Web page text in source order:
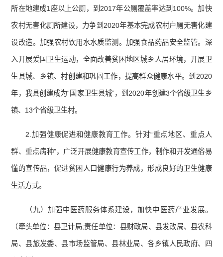
所在地建成1座以上公厕，到2017年公厕覆盖率达到100%。加快
农村无害化厕所建设，力争到2020年基本完成农村户厕无害化建
设改造。加强农村饮用水水质监测。加强食品药品安全监管。深
入开展爱国卫生运动，全面改善贫困地区城乡人居环境，开展卫
生县城、乡镇、村创建和巩固工作，提高群众健康水平。到2020
年，我县创建成为“国家卫生县城”，到2020年创建3个省级卫生乡
镇、13个省级卫生村。
2.加强健康促进和健康教育工作。针对“重点地区、重点人
群、重点病种”，广泛开展健康教育宣传工作，制作和开发通俗易
懂的宣传品，促进贫困人口健康行为养成，形成良好的卫生健康
生活方式。
（九）加强中医药服务体系建设，加快中医药产业发展。
（牵头单位：县卫计局;责任单位：县财政局、县发改局、县农科
局、县旅发委、县市场监管局、县林业局、各乡镇人民政府、四